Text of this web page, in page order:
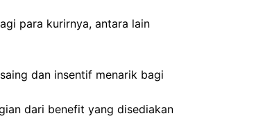
para kurirnya, antara lain
dan insentif menarik bagi
dari benefit yang disediakan